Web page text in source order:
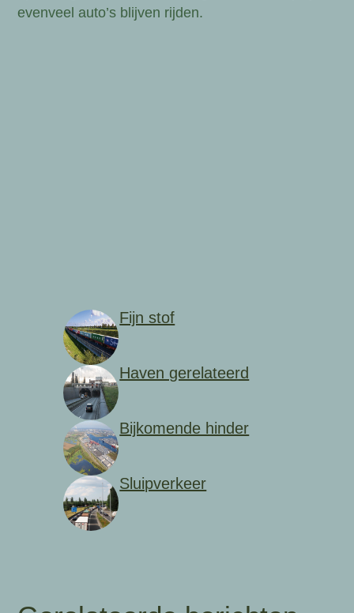
evenveel auto’s blijven rijden.
Fijn stof
Haven gerelateerd
Bijkomende hinder
Sluipverkeer